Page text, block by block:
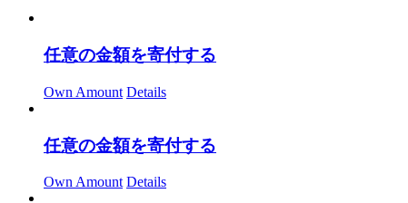
任意の金額を寄付する
Own Amount Details
任意の金額を寄付する
Own Amount Details